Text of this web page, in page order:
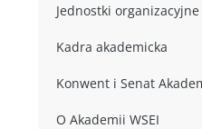
Jednostki organizacyjne
Kadra akademicka
Konwent i Senat
O Akademii WSEI